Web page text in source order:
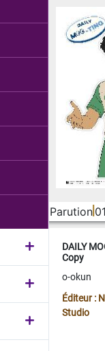
Parution
DAILY
Copy
o-okun
Éditeur :
Studio